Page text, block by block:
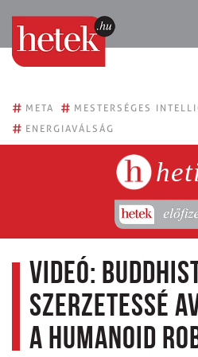
# META # MESTERSÉGES
# ENERGIAVÁLSÁG
Videó:
szerzetessé
a humanoid